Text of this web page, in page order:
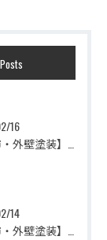
16
【大和市・外壁塗装】株式会社シモダで一緒に働いてみませんか？職人さん募集中
14
【大和市・外壁塗装】株式会社シモダの想い